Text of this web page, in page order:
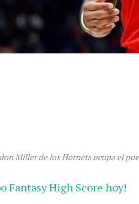
Miller de los Hornets ocupa el
Fantasy High Score hoy!